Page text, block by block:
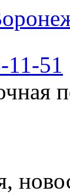
11-51